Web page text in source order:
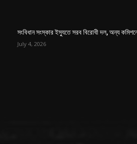
সংবিধান সংস্কার ইস্যুতে সরব বিরোধী দল, অন্য
July 4, 2026